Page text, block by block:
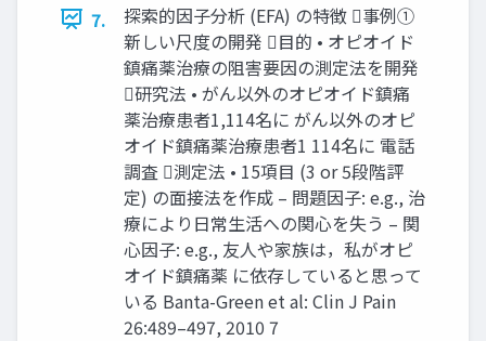
7.
探索的因子分析 (EFA) の特徴 事例①
新しい尺度の開発 目的 • オピオイド
鎮痛薬治療の阻害要因の測定法を開発
研究法 • がん以外のオピオイド鎮痛
薬治療患者1,114名に がん以外のオピ
オイド鎮痛薬治療患者1 114名に 電話
調査 測定法 • 15項目 (3 or 5段階評
定) の面接法を作成 – 問題因子: e.g., 治
療により日常生活への関心を失う – 関
心因子: e.g., 友人や家族は，私がオピ
オイド鎮痛薬 に依存していると思って
いる Banta-Green et al: Clin J Pain
26:489–497, 2010 7